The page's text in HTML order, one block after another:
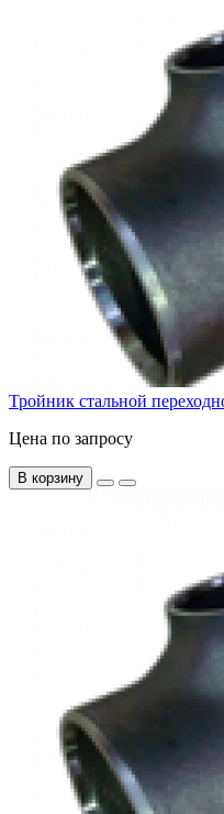
Тройник стальной
Цена по запросу
В корзину